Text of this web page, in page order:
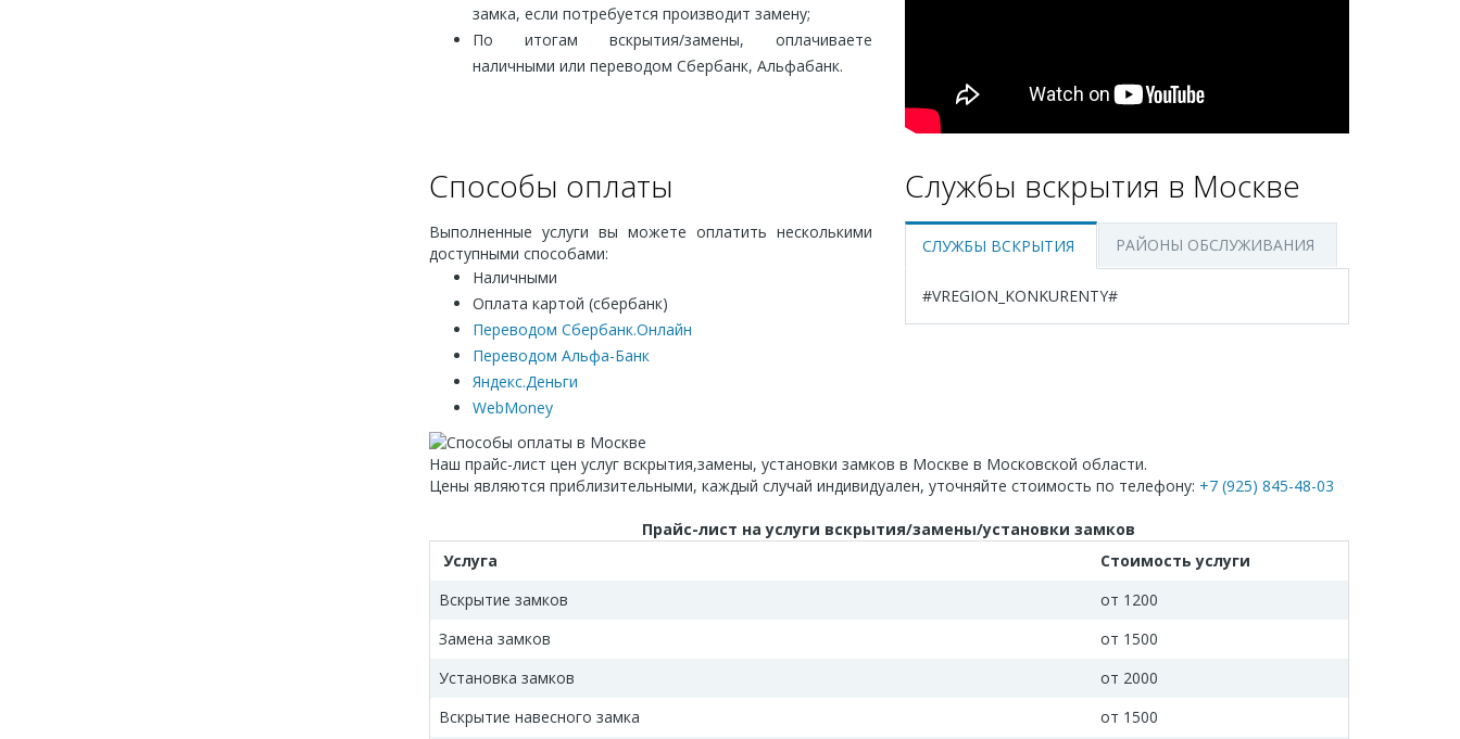
замка, если потребуется производит замену;
По итогам вскрытия/замены, оплачиваете
наличными или переводом Сбербанк, Альфабанк.
Способы оплаты
Выполненные услуги вы можете оплатить несколькими
доступными способами:
Наличными
Оплата картой (сбербанк)
Переводом Сбербанк.Онлайн
Переводом Альфа-Банк
Яндекс.Деньги
WebMoney
Службы вскрытия в Москве
СЛУЖБЫ ВСКРЫТИЯ РАЙОНЫ ОБСЛУЖИВАНИЯ
#VREGION_KONKURENTY#
Наш прайс-лист цен услуг вскрытия,замены, установки замков в Москве в Московской области.
Цены являются приблизительными, каждый случай индивидуален, уточняйте стоимость по телефону: +7 (925) 845-48-03
Прайс-лист на услуги вскрытия/замены/установки замков
Услуга
Стоимость услуги
Вскрытие замков
от 1200
Замена замков
от 1500
Установка замков
от 2000
Вскрытие навесного замка
от 1500